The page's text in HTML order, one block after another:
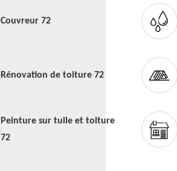
Couvreur 72
Rénovation de toiture 72
Peinture sur tuile et toiture
72